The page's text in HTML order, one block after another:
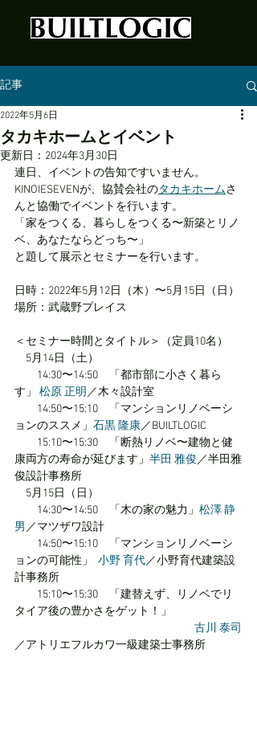
記事
タカキホームとイベント
2022年5月6日
更新日： 2024年3月30日
連日、イベントの告知ですいません。
KINOIESEVENが、協賛会社のタカキホームさ
んと協働でイベントを行います。
「家をつくる、暮らしをつくる〜新築とリノ
ベ、あなたならどっち〜」
と題して展示とセミナーを行います。
日時：2022年5月12日（木）〜5月15日（日）
場所：武蔵野プレイス
＜セミナー時間とタイトル＞（定員10名）
5月14日（土）
14:30〜14:50　「都市部に小さく暮ら
す」 松原 正明／木々設計室
14:50〜15:10　「マンションリノベーシ
ョンのススメ」 石黒 隆康／BUILTLOGIC
15:10〜15:30　「断熱リノベ〜建物と健
康両方の寿命が延びます」 半田 雅俊／半田雅
俊設計事務所
5月15日（日）
14:30〜14:50　「木の家の魅力」 松澤 静
男／マツザワ設計
14:50〜15:10　「マンションリノベーシ
ョンの可能性」 小野 育代／小野育代建築設
計事務所
15:10〜15:30　「建替えず、リノベでリ
タイア後の豊かさをゲット！」
古川 泰司
／アトリエフルカワ一級建築士事務所